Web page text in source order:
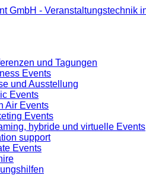
und Tagungen
Events
und Ausstellung
Events
Air Events
Events
hybride und virtuelle Events
support
Events